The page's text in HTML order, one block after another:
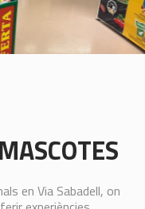
MASCOTES
en Via Sabadell, on